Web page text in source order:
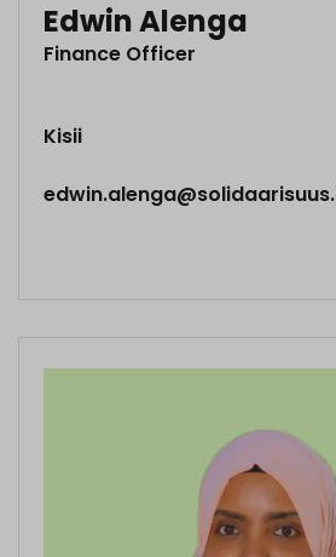
Edwin Alenga
Finance Officer
Kisii